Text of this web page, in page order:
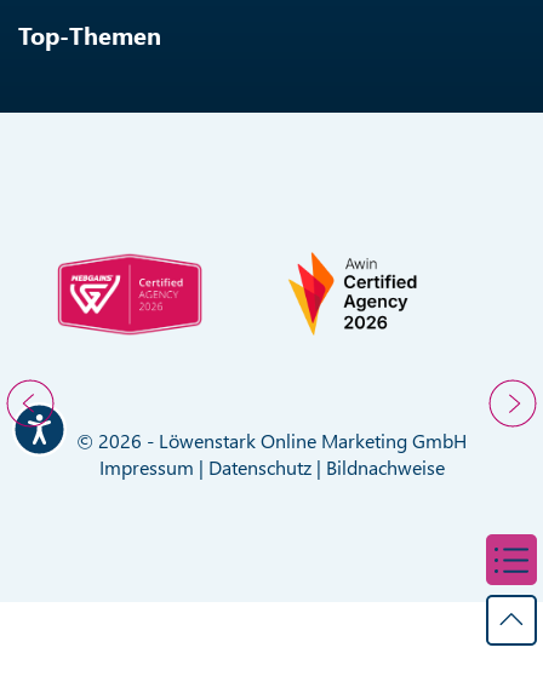
Top-Themen
© 2026 - Löwenstark Online Marketing GmbH
Impressum | Datenschutz| Bildnachweise